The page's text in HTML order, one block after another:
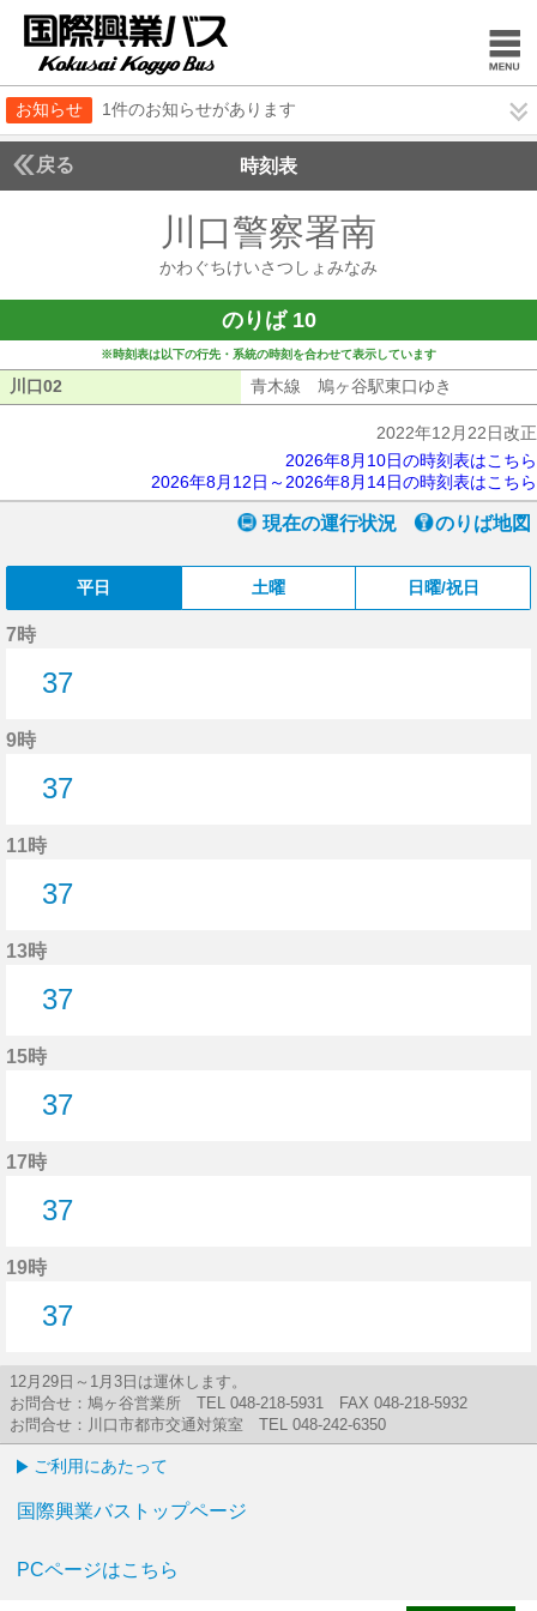
お知らせ 1件のお知らせがあります
戻る 時刻表
川口警察署南
かわぐちけいさつしょみなみ
のりば 10
※時刻表は以下の行先・系統の時刻を合わせて表示しています
川口02 青木線 鳩ヶ谷駅東口ゆき
2022年12月22日改正
2026年8月10日の時刻表はこちら
2026年8月12日～2026年8月14日の時刻表はこちら
現在の運行状況 のりば地図
平日 土曜 日曜/祝日
7時
37
9時
37
11時
37
13時
37
15時
37
17時
37
19時
37
12月29日～1月3日は運休します。
お問合せ：鳩ヶ谷営業所 TEL 048-218-5931 FAX 048-218-5932
お問合せ：川口市都市交通対策室 TEL 048-242-6350
ご利用にあたって
国際興業バストップページ
PCページはこちら